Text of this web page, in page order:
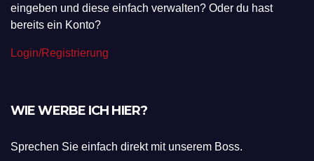
eingeben und diese einfach verwalten? Oder du hast
bereits ein Konto?
Login/Registrierung
WIE WERBE ICH HIER?
Sprechen Sie einfach direkt mit unserem Boss.